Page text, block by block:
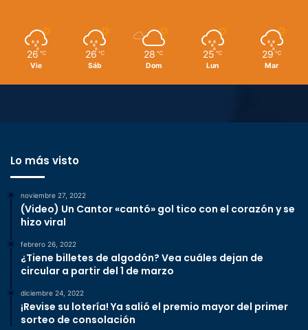
26 ℃
Vie
26 ℃
Sáb
28 ℃
Dom
25 ℃
Lun
29 ℃
Mar
Lo más visto
noviembre 27, 2022
(Video) Un Cantor «cantó» gol tico con el corazón y se
hizo viral
febrero 26, 2022
¿Tiene billetes de algodón? Vea cuáles dejan de
circular a partir del 1 de marzo
diciembre 24, 2022
¡Revise su lotería! Ya salió el premio mayor del primer
sorteo de consolación